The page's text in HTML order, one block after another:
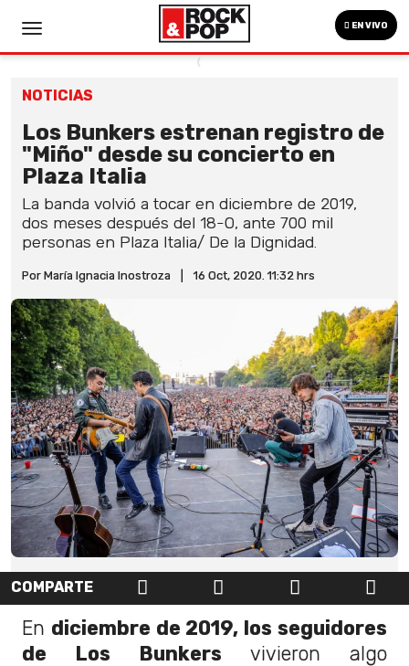
EN VIVO
NOTICIAS
Los Bunkers estrenan registro de
"Miño" desde su concierto en
Plaza Italia
La banda volvió a tocar en diciembre de 2019,
dos meses después del 18-O, ante 700 mil
personas en Plaza Italia/ De la Dignidad.
Por María Ignacia Inostroza 16 Oct, 2020. 11:32 hrs
COMPARTE
En diciembre de 2019, los seguidores
de Los Bunkers vivieron algo